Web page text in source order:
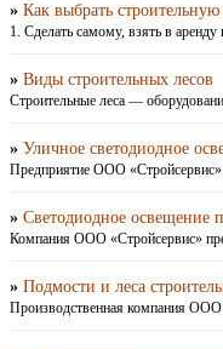
» Как выбрать
1. Сделать самому, взять в
» Виды строительных лесов
Строительные леса —
» Уличное светодиодное
Предприятие ООО
» Светодиодное освещение
Компания ООО «Стройсервис»
» Подмости и леса
Производственная компания